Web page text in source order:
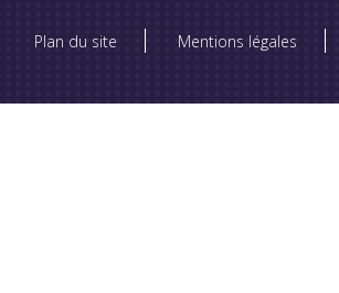
Plan du site Mentions légales